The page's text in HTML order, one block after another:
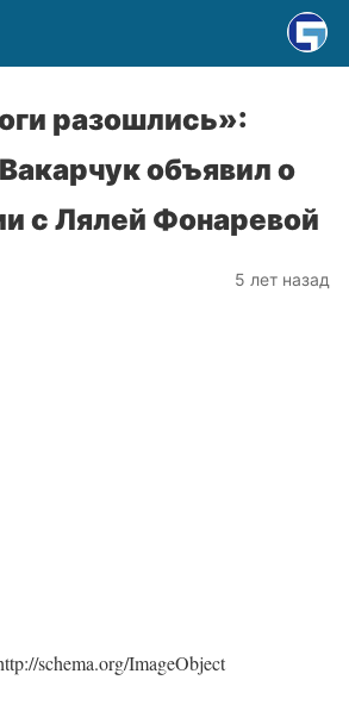
разошлись»:
объявил о
с Лялей Фонаревой
5 лет назад
schema.org/ImageObject